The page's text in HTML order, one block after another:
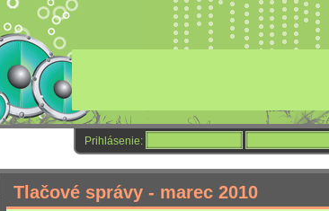
Prihlásenie:
Tlačové správy - marec 2010